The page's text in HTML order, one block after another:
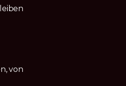
von